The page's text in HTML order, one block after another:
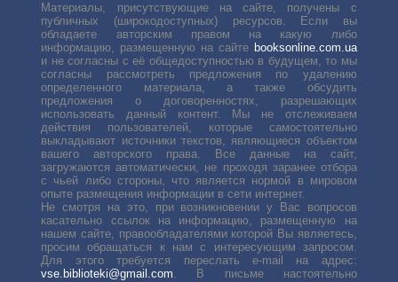
Материалы, присутствующие на сайте, получены с
публичных (широкодоступных) ресурсов. Если вы
обладаете авторским правом на какую либо
информацию, размещенную на сайте booksonline.com.ua
и не согласны с её общедоступностью в будущем, то мы
согласны рассмотреть предложения по удалению
определенного материала, а также обсудить
предложения о договоренностях, разрешающих
использовать данный контент. Мы не отслеживаем
действия пользователей, которые самостоятельно
выкладывают источники текстов, являющиеся объектом
вашего авторского права. Все данные на сайт,
загружаются автоматически, не проходя заранее отбора
с чьей либо стороны, что является нормой в мировом
опыте размещения информации в сети интернет.
Не смотря на это, при возникновении у Вас вопросов
касательно ссылок на информацию, размещенную на
нашем сайте, правообладателями которой Вы являетесь,
просим обращаться к нам с интересующим запросом.
Для этого требуется переслать е-mail на адрес:
vse.biblioteki@gmail.com. В письме настоятельно